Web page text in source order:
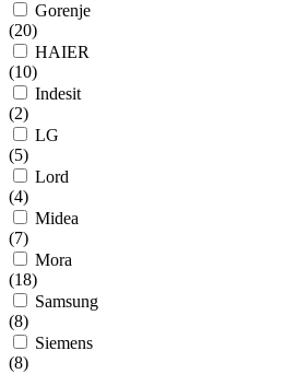
Gorenje
(20)
HAIER
(10)
Indesit
(2)
LG
(5)
Lord
(4)
Midea
(7)
Mora
(18)
Samsung
(8)
Siemens
(8)